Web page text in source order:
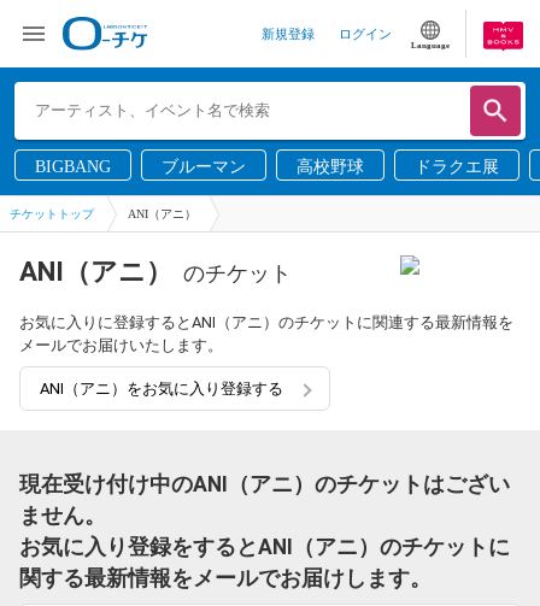
新規登録 ログイン
Language
BIGBANG ブルーマン 高校野球 ドラクエ展
チケットトップ ANI（アニ）
ANI（アニ） のチケット
お気に入りに登録するとANI（アニ）のチケットに関連する最新情報を
メールでお届けいたします。
ANI（アニ）をお気に入り登録する
現在受け付け中のANI（アニ）のチケットはござい
ません。
お気に入り登録をするとANI（アニ）のチケットに
関する最新情報をメールでお届けします。